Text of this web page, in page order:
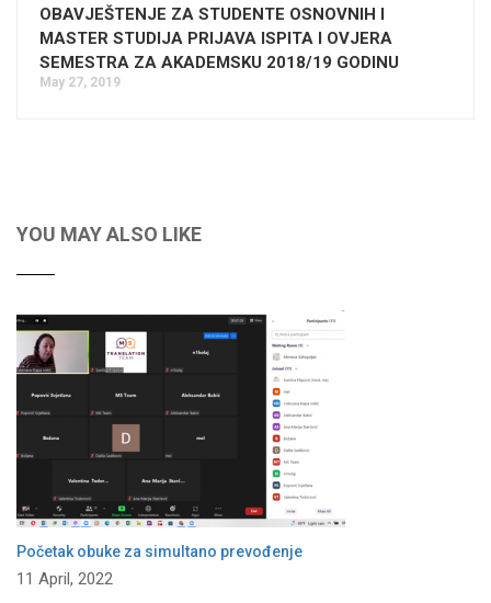
OBAVJEŠTENJE ZA STUDENTE OSNOVNIH I
MASTER STUDIJA PRIJAVA ISPITA I OVJERA
SEMESTRA ZA AKADEMSKU 2018/19 GODINU
May 27, 2019
YOU MAY ALSO LIKE
Početak obuke za simultano prevođenje
11 April, 2022